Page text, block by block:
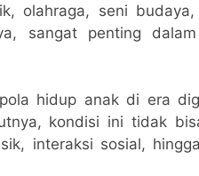
olahraga, seni
sangat penting dalam
hidup anak di era
kondisi ini tidak
interaksi sosial,